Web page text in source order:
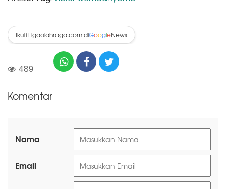
Ikuti Ligaolahraga.com diGoogleNews
489
Komentar
Nama
Email